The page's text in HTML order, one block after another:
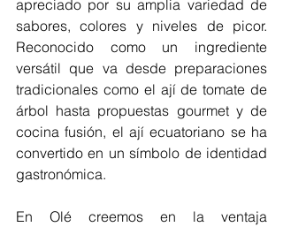
apreciado por su amplia variedad de
sabores, colores y niveles de picor.
Reconocido como un ingrediente
versátil que va desde preparaciones
tradicionales como el ají de tomate de
árbol hasta propuestas gourmet y de
cocina fusión, el ají ecuatoriano se ha
convertido en un símbolo de identidad
gastronómica.
En Olé creemos en la ventaja